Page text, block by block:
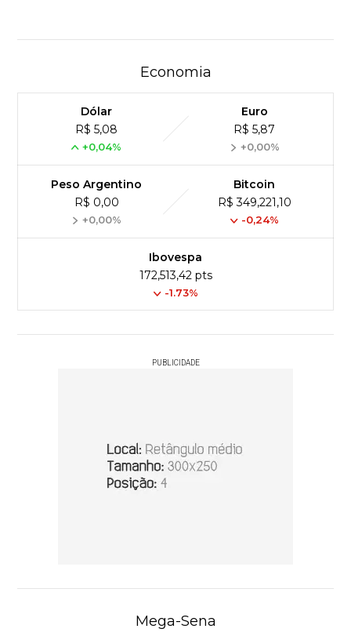
Economia
Dólar
R$ 5,08
+0,04%
Euro
R$ 5,87
+0,00%
Peso Argentino
R$ 0,00
+0,00%
Bitcoin
R$ 349,221,10
-0,24%
Ibovespa
172,513,42 pts
-1.73%
PUBLICIDADE
Mega-Sena